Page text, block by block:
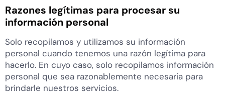
Razones legítimas para procesar su
información personal
Solo recopilamos y utilizamos su información
personal cuando tenemos una razón legítima para
hacerlo. En cuyo caso, solo recopilamos información
personal que sea razonablemente necesaria para
brindarle nuestros servicios.